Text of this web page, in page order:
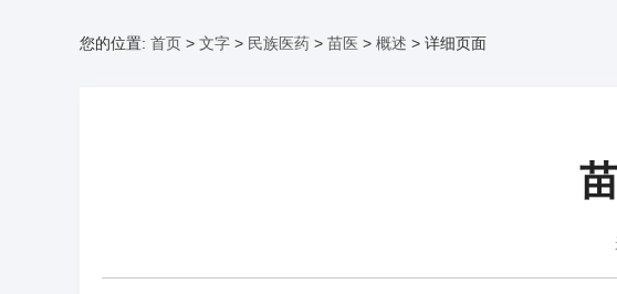
您的位置: 首页 > 文字 > 民族医药 > 苗医 > 概述 > 详细页面